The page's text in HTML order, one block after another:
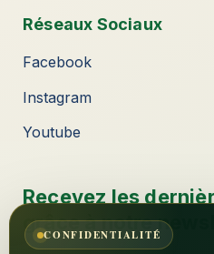
Réseaux Sociaux
Facebook
Instagram
Youtube
Recevez les
grâce à notre
CONFIDENTIALITÉ